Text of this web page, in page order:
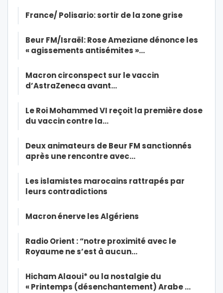
France/ Polisario: sortir de la zone grise
Beur FM/Israël: Rose Ameziane dénonce les
« agissements antisémites »…
Macron circonspect sur le vaccin
d’AstraZeneca avant…
Le Roi Mohammed VI reçoit la première dose
du vaccin contre la…
Deux animateurs de Beur FM sanctionnés
après une rencontre avec…
Les islamistes marocains rattrapés par
leurs contradictions
Macron énerve les Algériens
Radio Orient : “notre proximité avec le
Royaume ne s’est à aucun…
Hicham Alaoui* ou la nostalgie du
« Printemps (désenchantement) Arabe …